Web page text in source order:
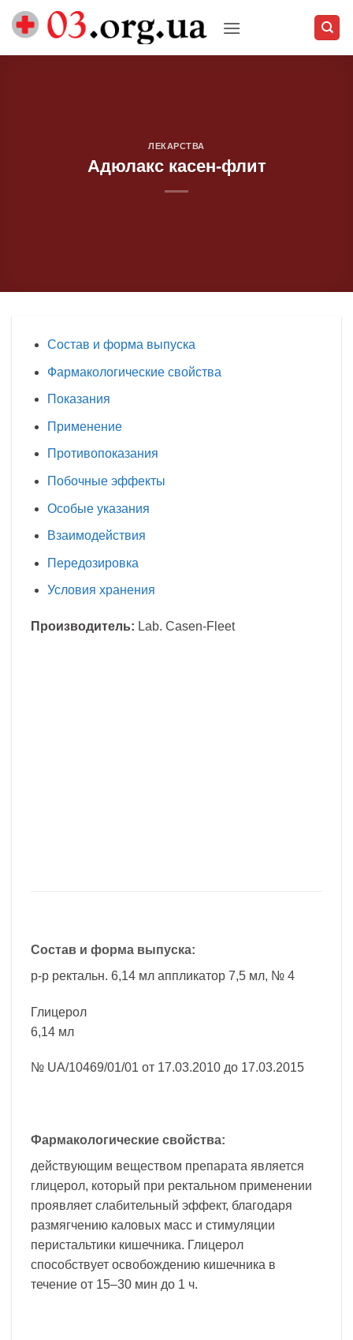
Skip
ЛЕКАРСТВА
Адюлакс касен-флит
Состав и форма выпуска
Фармакологические свойства
Показания
Применение
Противопоказания
Побочные эффекты
Особые указания
Взаимодействия
Передозировка
Условия хранения
Производитель: Lab. Casen-Fleet
Состав и форма выпуска:
р-р ректальн. 6,14 мл аппликатор 7,5 мл, № 4
Глицерол
6,14 мл
№ UA/10469/01/01 от 17.03.2010 до 17.03.2015
Фармакологические свойства:
действующим веществом препарата является
глицерол, который при ректальном применении
проявляет слабительный эффект, благодаря
размягчению каловых масс и стимуляции
перистальтики кишечника. Глицерол
способствует освобождению кишечника в
течение от 15–30 мин до 1 ч.